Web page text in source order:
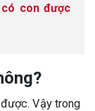
con được
Vậy trong